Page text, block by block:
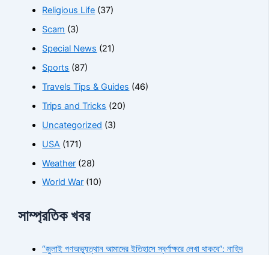
Religious Life (37)
Scam (3)
Special News (21)
Sports (87)
Travels Tips & Guides (46)
Trips and Tricks (20)
Uncategorized (3)
USA (171)
Weather (28)
World War (10)
সাম্প্রতিক খবর
“জুলাই গণঅভ্যুত্থান আমাদের ইতিহাসে স্বর্ণাক্ষরে লেখা থাকবে”: নাহিদ